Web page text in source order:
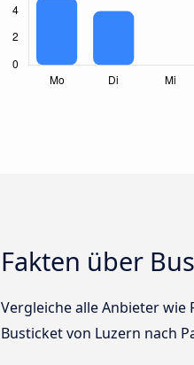
Fakten über
Vergleiche alle Anbieter wie
Busticket von Luzern nach